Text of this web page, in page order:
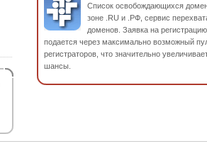
Список освобождающихся
зоне .RU и .РФ, сервис
доменов. Заявка на
подается через максимально возможный
регистраторов, что значительно
шансы.